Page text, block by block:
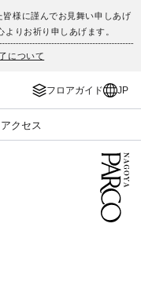
様に謹んでお見舞い申しあげ
りお祈り申しあげます。
について
フロアガイド JP
アクセス